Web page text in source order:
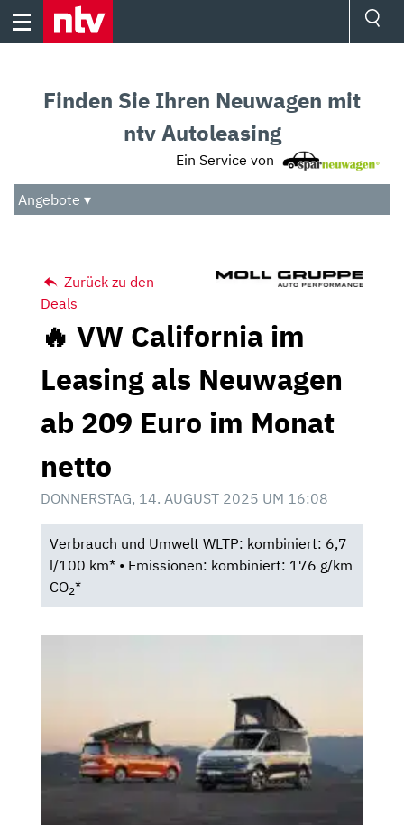
Skip
Audio
Das Beste
Finden Sie Ihren Neuwagen mit
ntv Autoleasing
Ein Service von
Angebote ▾
Zurück zu den
Deals
🔥 VW California im
Leasing als Neuwagen
ab 209 Euro im Monat
netto
DONNERSTAG, 14. AUGUST 2025 UM 16:08
Verbrauch und Umwelt WLTP: kombiniert: 6,7
l/100 km* • Emissionen: kombiniert: 176 g/km
CO2*